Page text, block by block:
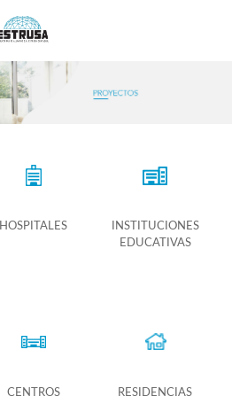
HOSPITALES
INSTITUCIONES
EDUCATIVAS
CENTROS
RESIDENCIAS